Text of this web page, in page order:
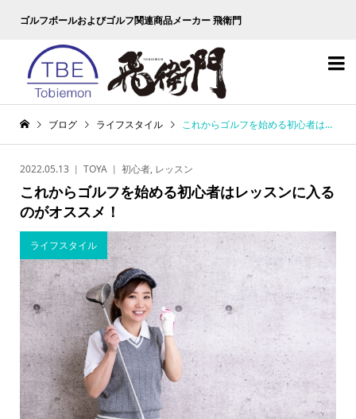
ゴルフボールおよびゴルフ関連商品メーカー 飛衛門

ブログ ライフスタイル これからゴルフを始める初心者はレッスンに入るのがオススメ！
2022.05.13 TOYA 初心者, レッスン
これからゴルフを始める初心者はレッスンに入る
のがオススメ！
ライフスタイル